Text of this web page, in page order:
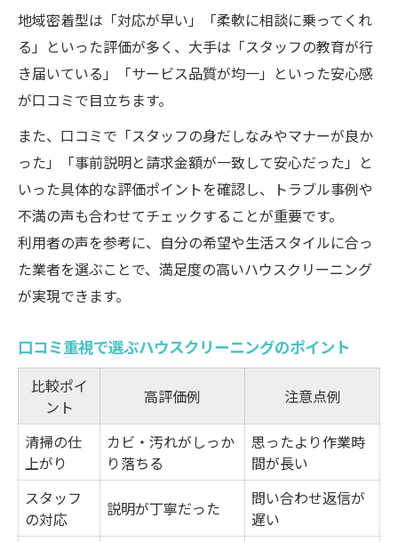
地域密着型は「対応が早い」「柔軟に相談に乗ってくれ
る」といった評価が多く、大手は「スタッフの教育が行
き届いている」「サービス品質が均一」といった安心感
が口コミで目立ちます。
また、口コミで「スタッフの身だしなみやマナーが良か
った」「事前説明と請求金額が一致して安心だった」と
いった具体的な評価ポイントを確認し、トラブル事例や
不満の声も合わせてチェックすることが重要です。
利用者の声を参考に、自分の希望や生活スタイルに合っ
た業者を選ぶことで、満足度の高いハウスクリーニング
が実現できます。
口コミ重視で選ぶハウスクリーニングのポイント
比較ポイ
ント
高評価例 注意点例
清掃の仕
上がり
カビ・汚れがしっか
り落ちる
思ったより作業時
間が長い
スタッフ
の対応
説明が丁寧だった
問い合わせ返信が
遅い